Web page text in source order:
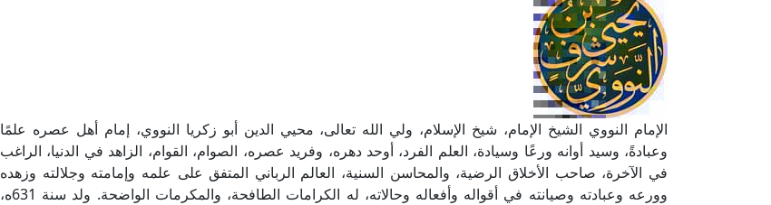
الإمام النووي الشيخ الإمام، شيخ الإسلام، ولي الله تعالى، محيي الدين أبو زكريا النووي، إمام أهل عصره علمًا
وعبادةً، وسيد أوانه ورعًا وسيادة، العلم الفرد، أوحد دهره، وفريد عصره، الصوام، القوام، الزاهد في الدنيا، الراغب
في الآخرة، صاحب الأخلاق الرضية، والمحاسن السنية، العالم الرباني المتفق على علمه وإمامته وجلالته وزهده
وورعه وعبادته وصيانته في أقواله وأفعاله وحالاته، له الكرامات الطافحة، والمكرمات الواضحة. ولد سنة 631ه،